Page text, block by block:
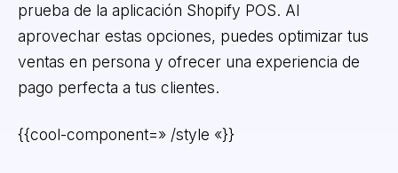
prueba de la aplicación Shopify POS. Al
aprovechar estas opciones, puedes optimizar tus
ventas en persona y ofrecer una experiencia de
pago perfecta a tus clientes.
{{cool-component=» /style «}}